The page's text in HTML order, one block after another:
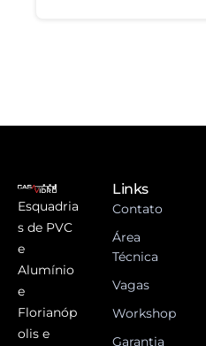
Esquadria
s de PVC
e
Alumínio
e
Florianóp
olis e
Links
Contato
Área
Técnica
Vagas
Workshop
Garantia